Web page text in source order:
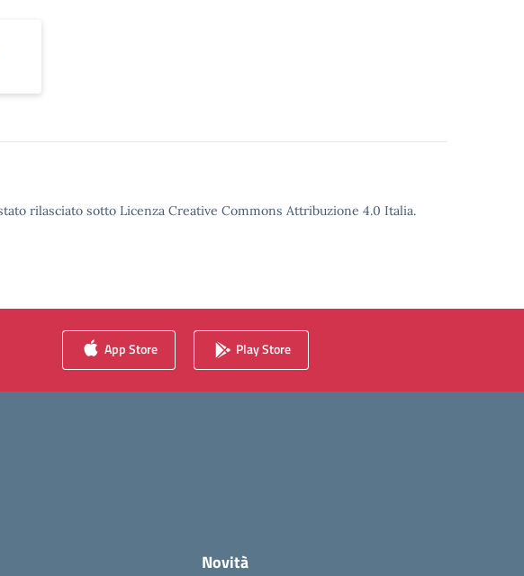
rilasciato sotto Licenza Creative Commons Attribuzione 4.0 Italia.
App Store Play Store
Novità